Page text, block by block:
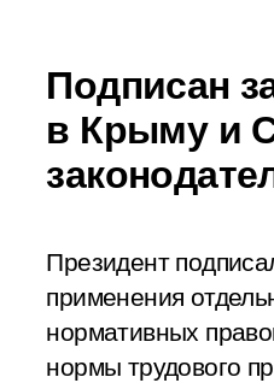
Подписан
в Крыму и
Президент
применения
нормативных
нормы трудового